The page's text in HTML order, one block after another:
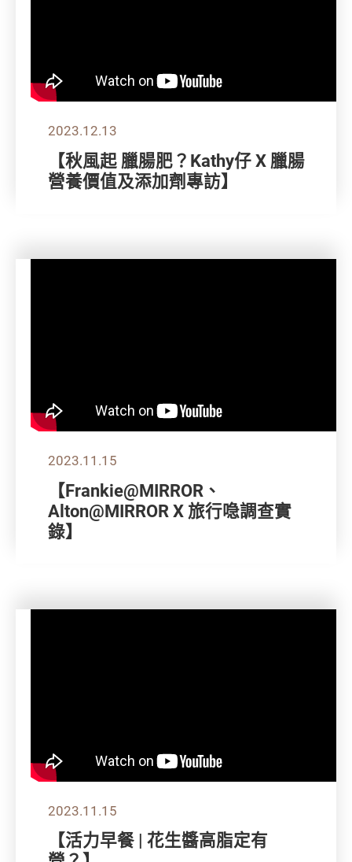
2023.12.13
【秋風起 臘腸肥？Kathy仔 X 臘腸
營養價值及添加劑專訪】
2023.11.15
【Frankie@MIRROR、
Alton@MIRROR X 旅行喼調查實
錄】
2023.11.15
【活力早餐 | 花生醬高脂定有